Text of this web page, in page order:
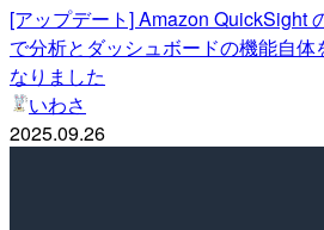
[アップデート] Amazon QuickSight
で分析とダッシュボードの機能自
なりました
いわさ
2025.09.26